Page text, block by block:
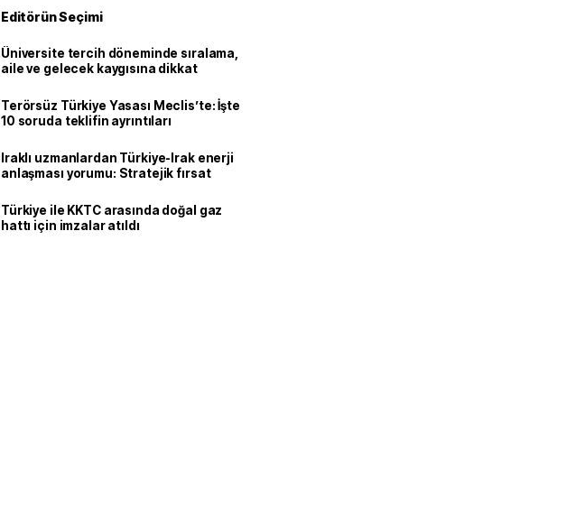
Editörün Seçimi
Üniversite tercih döneminde sıralama,
aile ve gelecek kaygısına dikkat
Terörsüz Türkiye Yasası Meclis’te: İşte
10 soruda teklifin ayrıntıları
Iraklı uzmanlardan Türkiye-Irak enerji
anlaşması yorumu: Stratejik fırsat
Türkiye ile KKTC arasında doğal gaz
hattı için imzalar atıldı